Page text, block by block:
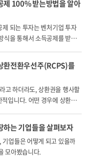
이션 작품으로부터 발
, 본건 작품'에서 손실
손해를 감수합니다.
의해 영향 받을 수 있
들의 출현, 스토리와
론칭 혹은 방영 시점
요인에 기인하여, 시
실제로는 기대에 미치
제 100% 받는방법을 알아
되는 투자는 벤처기업 투자
식을 통해서 소득공제를 받게
환전환우선주(RCPS)를
고 하더라도, 상환권을 행사할
입니다. 어떤 경우에 상환권
하는 기업들을 살펴보자
업들은 어떻게 되고 있을까
모아봤습니다.